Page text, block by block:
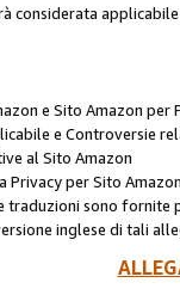
considerata
e Sito Amazon per
e Controversie
al Sito Amazon
per Sito Amazon
traduzioni sono fornite
inglese di tali